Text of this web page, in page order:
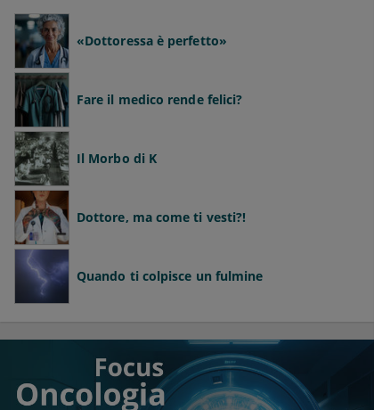
«Dottoressa è perfetto»
Fare il medico rende felici?
Il Morbo di K
Dottore, ma come ti vesti?!
Quando ti colpisce un fulmine